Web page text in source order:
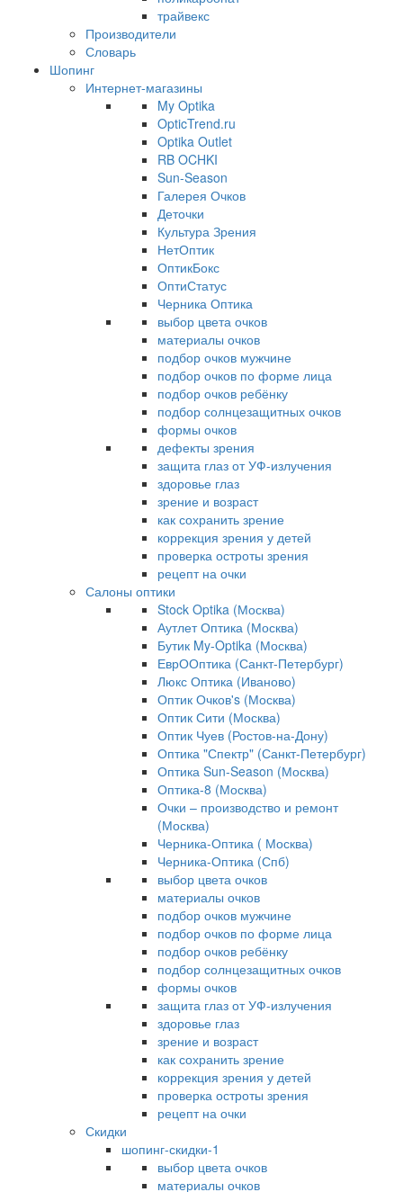
трайвекс
Производители
Словарь
Шопинг
Интернет-магазины
My Optika
OpticTrend.ru
Optika Outlet
RB OCHKI
Sun-Season
Галерея Очков
Деточки
Культура Зрения
НетОптик
ОптикБокс
ОптиСтатус
Черника Оптика
выбор цвета очков
материалы очков
подбор очков мужчине
подбор очков по форме лица
подбор очков ребёнку
подбор солнцезащитных очков
формы очков
дефекты зрения
защита глаз от УФ-излучения
здоровье глаз
зрение и возраст
как сохранить зрение
коррекция зрения у детей
проверка остроты зрения
рецепт на очки
Салоны оптики
Stock Optika (Москва)
Аутлет Оптика (Москва)
Бутик My-Optika (Москва)
ЕврООптика (Санкт-Петербург)
Люкс Оптика (Иваново)
Оптик Очков's (Москва)
Оптик Сити (Москва)
Оптик Чуев (Ростов-на-Дону)
Оптика "Спектр" (Санкт-Петербург)
Оптика Sun-Season (Москва)
Оптика-8 (Москва)
Очки – производство и ремонт
(Москва)
Черника-Оптика ( Москва)
Черника-Оптика (Спб)
выбор цвета очков
материалы очков
подбор очков мужчине
подбор очков по форме лица
подбор очков ребёнку
подбор солнцезащитных очков
формы очков
защита глаз от УФ-излучения
здоровье глаз
зрение и возраст
как сохранить зрение
коррекция зрения у детей
проверка остроты зрения
рецепт на очки
Скидки
шопинг-скидки-1
выбор цвета очков
материалы очков